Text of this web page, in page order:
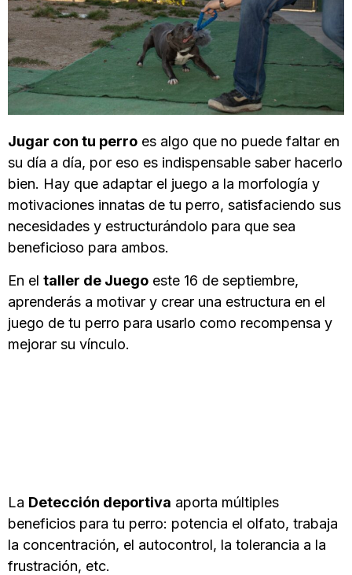
Jugar con tu perro es algo que no puede faltar en
su día a día, por eso es indispensable saber hacerlo
bien. Hay que adaptar el juego a la morfología y
motivaciones innatas de tu perro, satisfaciendo sus
necesidades y estructurándolo para que sea
beneficioso para ambos.
En el taller de Juego este 16 de septiembre,
aprenderás a motivar y crear una estructura en el
juego de tu perro para usarlo como recompensa y
mejorar su vínculo.
La Detección deportiva aporta múltiples
beneficios para tu perro: potencia el olfato, trabaja
la concentración, el autocontrol, la tolerancia a la
frustración, etc.